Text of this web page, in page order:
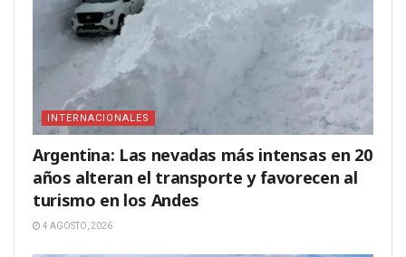
INTERNACIONALES
Argentina: Las nevadas más intensas en 20
años alteran el transporte y favorecen al
turismo en los Andes
4 AGOSTO, 2026